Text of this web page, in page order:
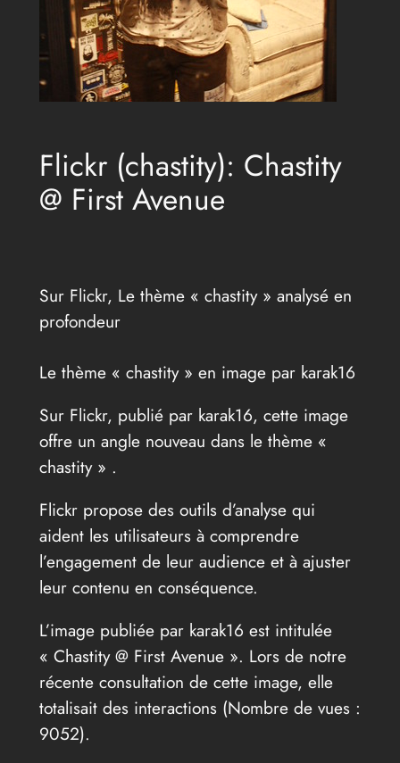
Flickr (chastity): Chastity
@ First Avenue
Sur Flickr, Le thème « chastity » analysé en
profondeur
Le thème « chastity » en image par karak16
Sur Flickr, publié par karak16, cette image
offre un angle nouveau dans le thème «
chastity » .
Flickr propose des outils d’analyse qui
aident les utilisateurs à comprendre
l’engagement de leur audience et à ajuster
leur contenu en conséquence.
L’image publiée par karak16 est intitulée
« Chastity @ First Avenue ». Lors de notre
récente consultation de cette image, elle
totalisait des interactions (Nombre de vues :
9052).